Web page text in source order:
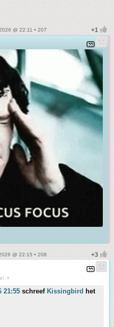
@ 22:11 • 207
@ 22:15 • 208
:+
21:55 schreef Kissingbird het